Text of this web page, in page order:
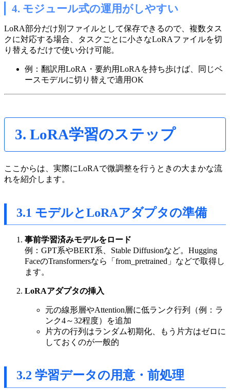
4. モジュール式の運用がしやすい
LoRA部分だけ別ファイルとして保存できるので、複数タス
クに対応する場合、タスクごとに小さなLoRAファイルを切
り替えるだけで使い分け可能。
例：翻訳用LoRA・要約用LoRAを持ち歩けば、同じベ
ースモデルに切り替えで適用OK
3. LoRA学習のステップ
ここからは、実際にLoRAで微調整を行うときの大まかな流
れを紹介します。
3.1 モデルとLoRAアダプタの準備
事前学習済みモデルをロード
例：GPT系やBERT系、Stable Diffusionなど。Hugging
FaceのTransformersなら「from_pretrained」などで取得し
ます。
LoRAアダプタの挿入
元の線形層やAttention層に低ランク行列（例：ラ
ンク4～32程度）を追加
片方の行列はランダム初期化、もう片方はゼロに
しておくのが一般的
3.2 学習データの用意・前処理